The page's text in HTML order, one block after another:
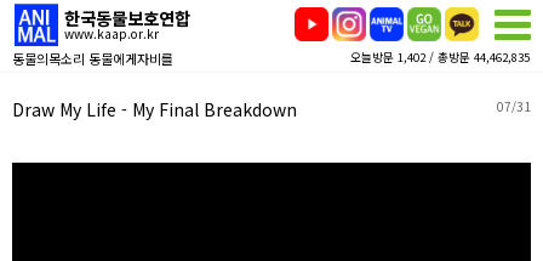
한국동물보호연합
www.kaap.or.kr
동물의목소리 동물에게자비를 오늘방문 1,402 / 총방문 44,462,835
Draw My Life - My Final Breakdown 07/31